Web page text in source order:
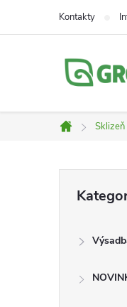
Kontakty
Domů
Sklizeň
kategorie